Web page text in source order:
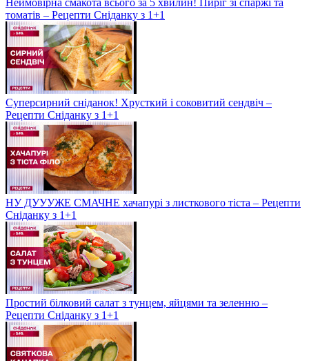
томатів – Рецепти Сніданку з 1+1
Суперсирний сніданок! Хрусткий і соковитий сендвіч –
Рецепти Сніданку з 1+1
НУ ДУУУЖЕ СМАЧНЕ хачапурі з листкового тіста – Рецепти
Сніданку з 1+1
Простий білковий салат з тунцем, яйцями та зеленню –
Рецепти Сніданку з 1+1